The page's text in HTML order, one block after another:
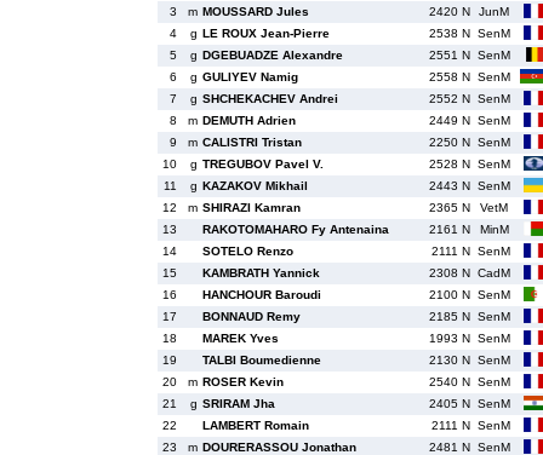
3
m MOUSSARD Jules 2420 N
JunM
4
g LE ROUX Jean-Pierre 2538 N SenM
5
g DGEBUADZE Alexandre 2551 N SenM
6
g GULIYEV Namig 2558 N SenM
7
g SHCHEKACHEV Andrei 2552 N SenM
8
m DEMUTH Adrien 2449 N SenM
9
m CALISTRI Tristan 2250 N SenM
10
g TREGUBOV Pavel V. 2528 N SenM
11
g KAZAKOV Mikhail 2443 N SenM
12
m SHIRAZI Kamran 2365 N
VetM
13
RAKOTOMAHARO Fy Antenaina 2161 N
MinM
14
SOTELO Renzo 2111 N SenM
15
KAMBRATH Yannick 2308 N CadM
16
HANCHOUR Baroudi 2100 N SenM
17
BONNAUD Remy 2185 N SenM
18
MAREK Yves 1993 N SenM
19
TALBI Boumedienne 2130 N SenM
20
m ROSER Kevin 2540 N SenM
21
g SRIRAM Jha 2405 N SenM
22
LAMBERT Romain 2111 N SenM
23
m DOURERASSOU Jonathan 2481 N SenM